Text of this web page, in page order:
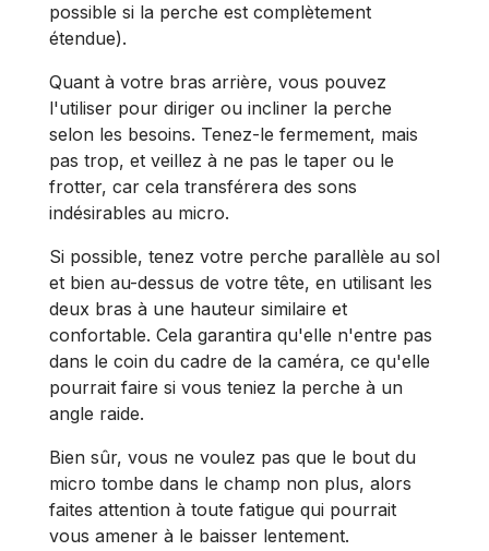
possible si la perche est complètement
étendue).
Quant à votre bras arrière, vous pouvez
l'utiliser pour diriger ou incliner la perche
selon les besoins. Tenez-le fermement, mais
pas trop, et veillez à ne pas le taper ou le
frotter, car cela transférera des sons
indésirables au micro.
Si possible, tenez votre perche parallèle au sol
et bien au-dessus de votre tête, en utilisant les
deux bras à une hauteur similaire et
confortable. Cela garantira qu'elle n'entre pas
dans le coin du cadre de la caméra, ce qu'elle
pourrait faire si vous teniez la perche à un
angle raide.
Bien sûr, vous ne voulez pas que le bout du
micro tombe dans le champ non plus, alors
faites attention à toute fatigue qui pourrait
vous amener à le baisser lentement.